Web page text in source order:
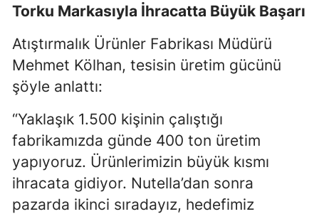
Torku Markasıyla İhracatta Büyük Başarı
Atıştırmalık Ürünler Fabrikası Müdürü
Mehmet Kölhan, tesisin üretim gücünü
şöyle anlattı:
“Yaklaşık 1.500 kişinin çalıştığı
fabrikamızda günde 400 ton üretim
yapıyoruz. Ürünlerimizin büyük kısmı
ihracata gidiyor. Nutella’dan sonra
pazarda ikinci sıradayız, hedefimiz